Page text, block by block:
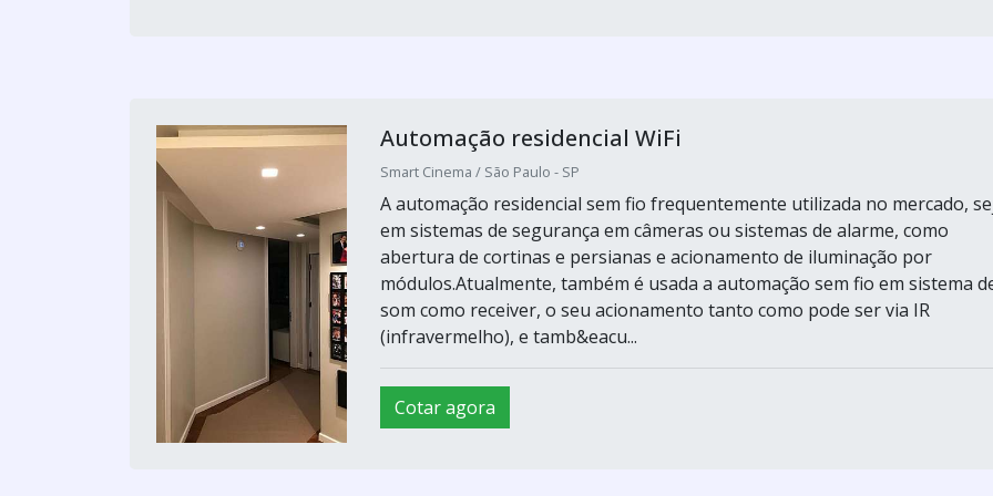
Automação residencial WiFi
Smart Cinema / São Paulo - SP
A automação residencial sem fio frequentemente utilizada no mercado,
em sistemas de segurança em câmeras ou sistemas de alarme, como
abertura de cortinas e persianas e acionamento de iluminação por
módulos.Atualmente, também é usada a automação sem fio em sistema
som como receiver, o seu acionamento tanto como pode ser via IR
(infravermelho), e tamb&eacu...
Cotar agora